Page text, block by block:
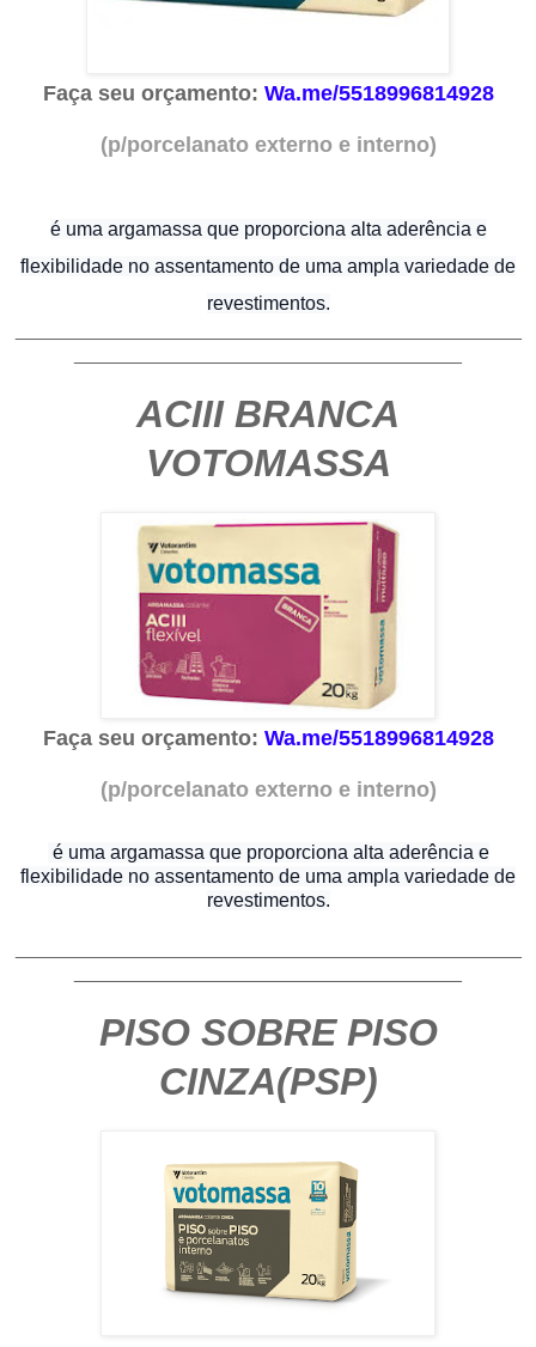
Faça seu orçamento: Wa.me/5518996814928
(p/porcelanato externo e interno)
é uma argamassa que proporciona alta aderência e
flexibilidade no assentamento de uma ampla variedade de
revestimentos.
ACIII BRANCA
VOTOMASSA
Faça seu orçamento: Wa.me/5518996814928
(p/porcelanato externo e interno)
é uma argamassa que proporciona alta aderência e
flexibilidade no assentamento de uma ampla variedade de
revestimentos.
PISO SOBRE PISO
CINZA(PSP)